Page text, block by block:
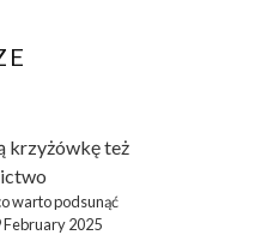
krzyżówkęteż
warto podsunąć
February 2025